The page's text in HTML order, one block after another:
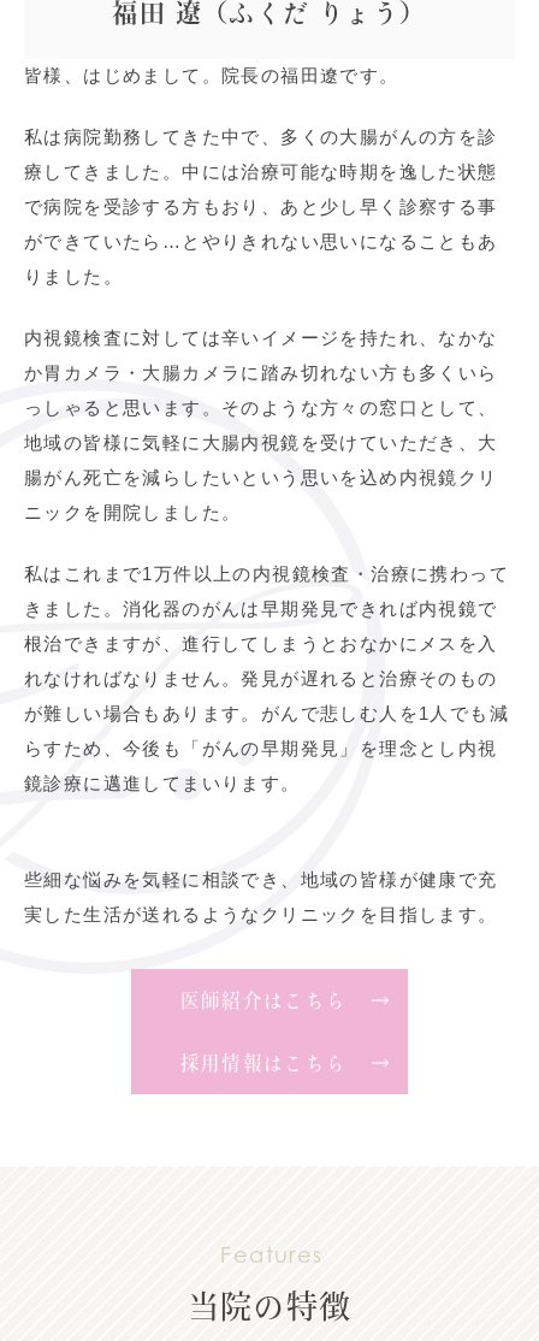
皆様、はじめまして。院長の福田遼です。
私は病院勤務してきた中で、多くの大腸がんの方を診
療してきました。中には治療可能な時期を逸した状態
で病院を受診する方もおり、あと少し早く診察する事
ができていたら…とやりきれない思いになることもあ
りました。
内視鏡検査に対しては辛いイメージを持たれ、なかな
か胃カメラ・大腸カメラに踏み切れない方も多くいら
っしゃると思います。そのような方々の窓口として、
地域の皆様に気軽に大腸内視鏡を受けていただき、大
腸がん死亡を減らしたいという思いを込め内視鏡クリ
ニックを開院しました。
私はこれまで1万件以上の内視鏡検査・治療に携わって
きました。消化器のがんは早期発見できれば内視鏡で
根治できますが、進行してしまうとおなかにメスを入
れなければなりません。発見が遅れると治療そのもの
が難しい場合もあります。がんで悲しむ人を1人でも減
らすため、今後も「がんの早期発見」を理念とし内視
鏡診療に邁進してまいります。
些細な悩みを気軽に相談でき、地域の皆様が健康で充
実した生活が送れるようなクリニックを目指します。
医師紹介はこちら
採用情報はこちら
福田 遼（ふくだ りょう）
Features
当院の特徴